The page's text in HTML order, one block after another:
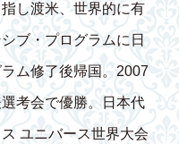
し渡米、世界的に有
ブ・プログラムに日
ム修了後帰国。2007
考会で優勝。日本代
ユニバース世界大会